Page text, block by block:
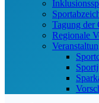
Tagung der
Regionale